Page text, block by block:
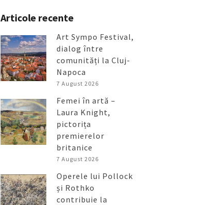
Articole recente
Art Sympo Festival,
dialog între
comunități la Cluj-
Napoca
7 August 2026
Femei în artă –
Laura Knight,
pictorița
premierelor
britanice
7 August 2026
Operele lui Pollock
și Rothko
contribuie la